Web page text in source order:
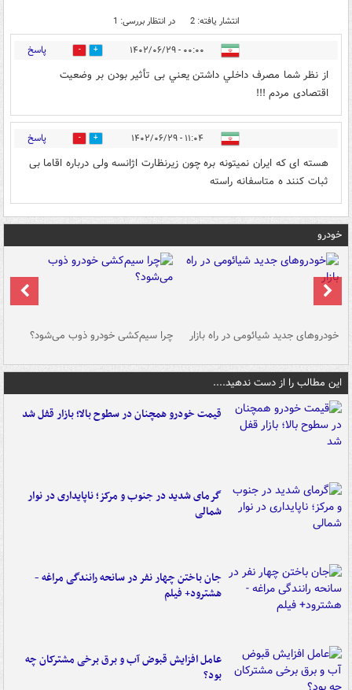
انتشار یافته: 2 در انتظار بررسی: 1
۰۰:۰۰ - ۱۴۰۲/۰۶/۲۹ 0 پاسخ
از نظر شما مصرف داخلي داشتن يعني بی تأثیر بودن بر وضعیت
اقتصادی مردم !!!
۱۱:۰۴ - ۱۴۰۲/۰۶/۲۹ 3 پاسخ
هسته ای که ایران نمیتونه بره چون زیرنظارت اژانسه ولی درباره اقاما بی
ثبات کنند ه متاسفانه راسته
خودرو
خودروهای جدید شیائومی در راه بازار چرا سیم‌کشی خودرو ذوب می‌شود؟
این مطالب را از دست ندهید....
قیمت خودرو همچنان در سطوح بالا؛ بازار قفل شد
گرمای شدید در جنوب و مرکز؛ ناپایداری در نوار
شمالی
جان باختن چهار نفر در سانحه رانندگی مراغه -
هشترود+ فیلم
عامل افزایش قبوض آب و برق برخی مشترکان چه
بود؟